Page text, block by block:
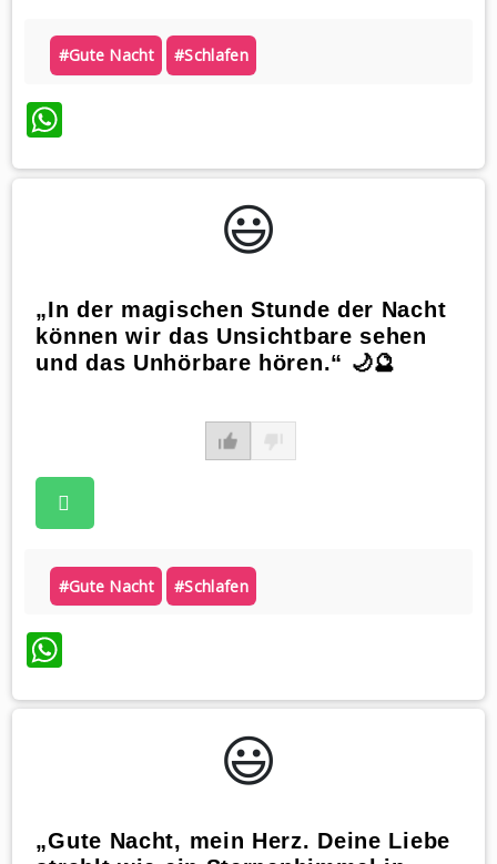
#gute Nacht #schlafen
WhatsApp
😃️
„In der magischen Stunde der Nacht
können wir das Unsichtbare sehen
und das Unhörbare hören.“ 🌙🔮
#gute Nacht #schlafen
WhatsApp
😃️
„Gute Nacht, mein Herz. Deine Liebe